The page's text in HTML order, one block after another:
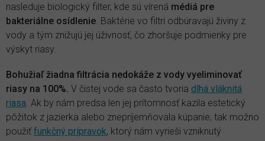
nasleduje biologický filter, kde sú vírená médiá pre
bakteriálne osídlenie . Baktérie vo filtri odbúravajú živiny z
vody a tým znižujú jej úživnosť, čo zhoršuje podmienky pre
výskyt riasy.
Bohužiaľ žiadna filtrácia nedokáže z vody vyeliminovať
riasy na 100%. V čistej vode sa často tvoria dlhá vláknitá
riasa . Ak by nám predsa len jej prítomnosť kazila estetický
pôžitok z jazierka alebo znepríjemňovala kúpanie, tak možno
použiť funkčný prípravok, ktorý nám vyrieši vzniknutý